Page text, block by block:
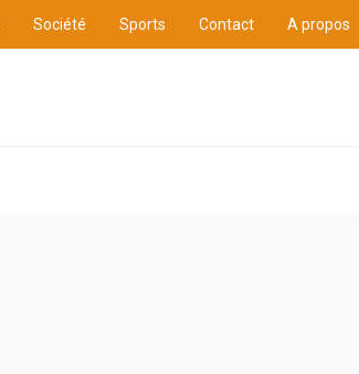
Société Sports Contact A propos